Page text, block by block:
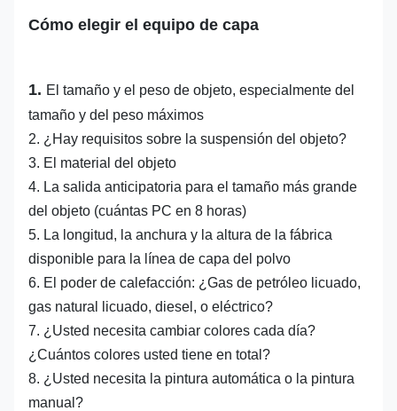
Cómo elegir el equipo de capa
1. El tamaño y el peso de objeto, especialmente del
tamaño y del peso máximos
2. ¿Hay requisitos sobre la suspensión del objeto?
3. El material del objeto
4. La salida anticipatoria para el tamaño más grande
del objeto (cuántas PC en 8 horas)
5. La longitud, la anchura y la altura de la fábrica
disponible para la línea de capa del polvo
6. El poder de calefacción: ¿Gas de petróleo licuado,
gas natural licuado, diesel, o eléctrico?
7. ¿Usted necesita cambiar colores cada día?
¿Cuántos colores usted tiene en total?
8. ¿Usted necesita la pintura automática o la pintura
manual?